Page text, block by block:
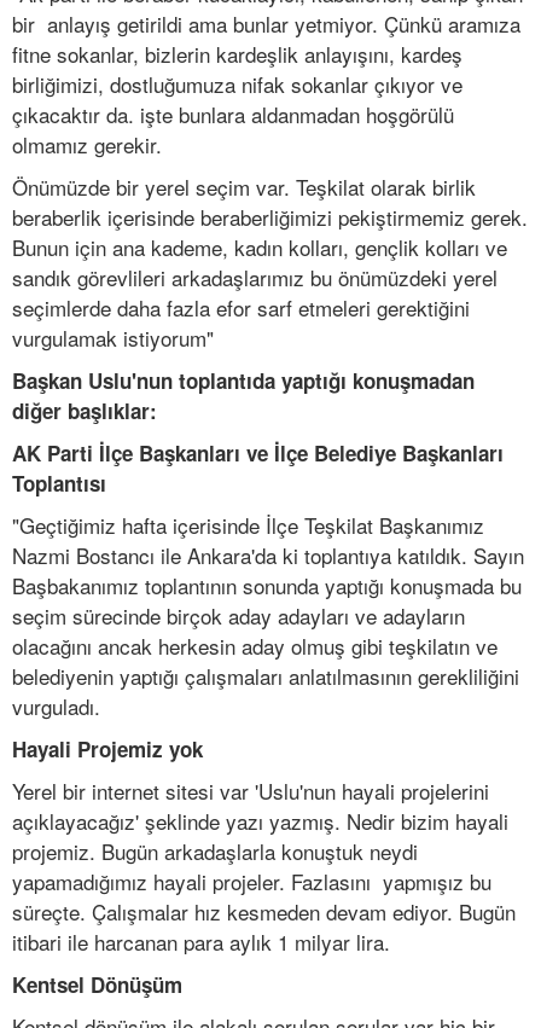
bir anlayış getirildi ama bunlar yetmiyor. Çünkü aramıza
fitne sokanlar, bizlerin kardeşlik anlayışını, kardeş
birliğimizi, dostluğumuza nifak sokanlar çıkıyor ve
çıkacaktır da. işte bunlara aldanmadan hoşgörülü
olmamız gerekir.
Önümüzde bir yerel seçim var. Teşkilat olarak birlik
beraberlik içerisinde beraberliğimizi pekiştirmemiz gerek.
Bunun için ana kademe, kadın kolları, gençlik kolları ve
sandık görevlileri arkadaşlarımız bu önümüzdeki yerel
seçimlerde daha fazla efor sarf etmeleri gerektiğini
vurgulamak istiyorum"
Başkan Uslu'nun toplantıda yaptığı konuşmadan
diğer başlıklar:
AK Parti İlçe Başkanları ve İlçe Belediye Başkanları
Toplantısı
"Geçtiğimiz hafta içerisinde İlçe Teşkilat Başkanımız
Nazmi Bostancı ile Ankara'da ki toplantıya katıldık. Sayın
Başbakanımız toplantının sonunda yaptığı konuşmada bu
seçim sürecinde birçok aday adayları ve adayların
olacağını ancak herkesin aday olmuş gibi teşkilatın ve
belediyenin yaptığı çalışmaları anlatılmasının gerekliliğini
vurguladı.
Hayali Projemiz yok
Yerel bir internet sitesi var 'Uslu'nun hayali projelerini
açıklayacağız' şeklinde yazı yazmış. Nedir bizim hayali
projemiz. Bugün arkadaşlarla konuştuk neydi
yapamadığımız hayali projeler. Fazlasını yapmışız bu
süreçte. Çalışmalar hız kesmeden devam ediyor. Bugün
itibari ile harcanan para aylık 1 milyar lira.
Kentsel Dönüşüm